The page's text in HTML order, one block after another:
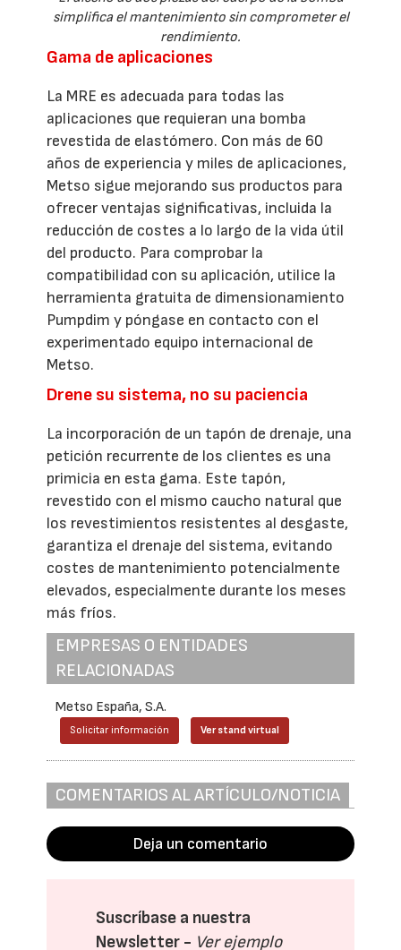
simplifica el mantenimiento sin comprometer el
rendimiento.
Gama de aplicaciones
La MRE es adecuada para todas las
aplicaciones que requieran una bomba
revestida de elastómero. Con más de 60
años de experiencia y miles de aplicaciones,
Metso sigue mejorando sus productos para
ofrecer ventajas significativas, incluida la
reducción de costes a lo largo de la vida útil
del producto. Para comprobar la
compatibilidad con su aplicación, utilice la
herramienta gratuita de dimensionamiento
Pumpdim y póngase en contacto con el
experimentado equipo internacional de
Metso.
Drene su sistema, no su paciencia
La incorporación de un tapón de drenaje, una
petición recurrente de los clientes es una
primicia en esta gama. Este tapón,
revestido con el mismo caucho natural que
los revestimientos resistentes al desgaste,
garantiza el drenaje del sistema, evitando
costes de mantenimiento potencialmente
elevados, especialmente durante los meses
más fríos.
EMPRESAS O ENTIDADES
RELACIONADAS
Metso España, S.A.
Solicitar información Ver stand virtual
COMENTARIOS AL ARTÍCULO/NOTICIA
Deja un comentario
Suscríbase a nuestra
Newsletter - Ver ejemplo